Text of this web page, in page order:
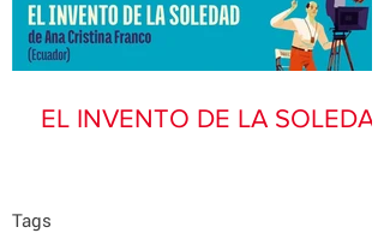
EL INVENTO DE LA SOLEDAD
Tags